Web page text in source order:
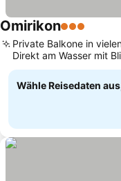
Omirikon3 Sterne
Private Balkone in
Direkt am Wasser mit
Bucht
Wähle Reisedaten